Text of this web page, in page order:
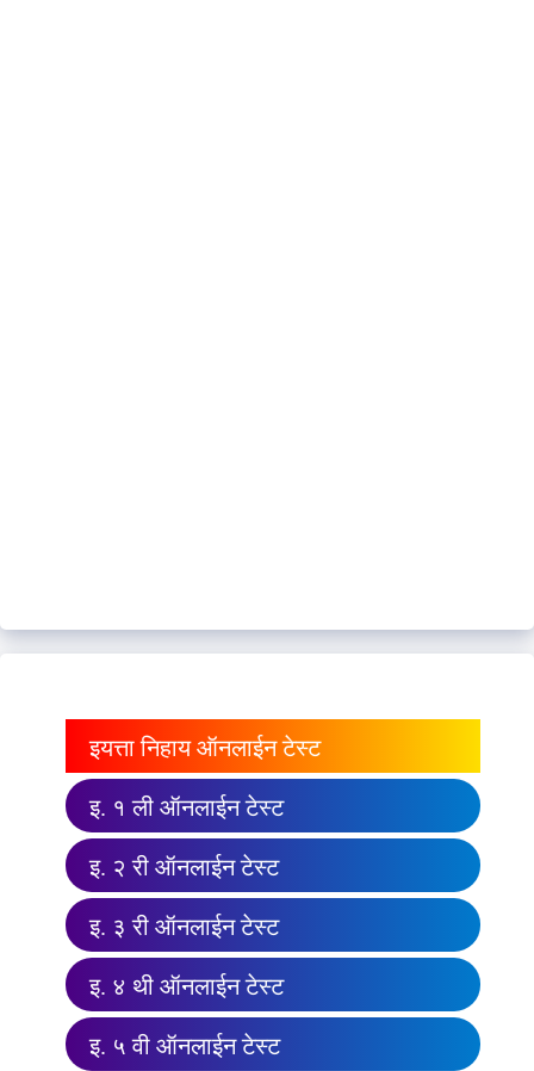
इयत्ता निहाय ऑनलाईन टेस्ट
इ. १ ली ऑनलाईन टेस्ट
इ. २ री ऑनलाईन टेस्ट
इ. ३ री ऑनलाईन टेस्ट
इ. ४ थी ऑनलाईन टेस्ट
इ. ५ वी ऑनलाईन टेस्ट